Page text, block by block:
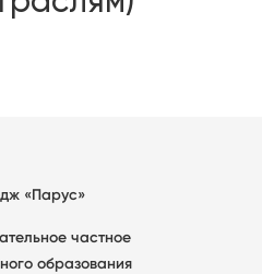
«Парус»
частное
образования